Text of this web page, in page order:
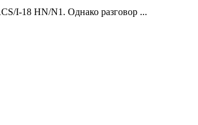
I-18 HN/N1. Однако разговор ...